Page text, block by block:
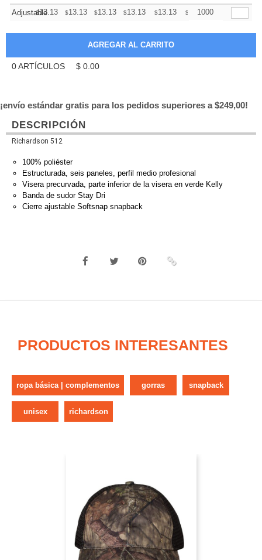
Adjustable
$13.13 $13.13 $13.13 $13.13 $13.13 $ 13.13
1000
0ARTÍCULOS $ 0.00
¡envío estándar gratis para los pedidos superiores a $249,00!
DESCRIPCIÓN
Richardson 512
100% poliéster
Estructurada, seis paneles, perfil medio profesional
Visera precurvada, parte inferior de la visera en verde Kelly
Banda de sudor Stay Dri
Cierre ajustable Softsnap snapback
PRODUCTOS INTERESANTES
ropa básica | complementos gorras snapback
unisex richardson